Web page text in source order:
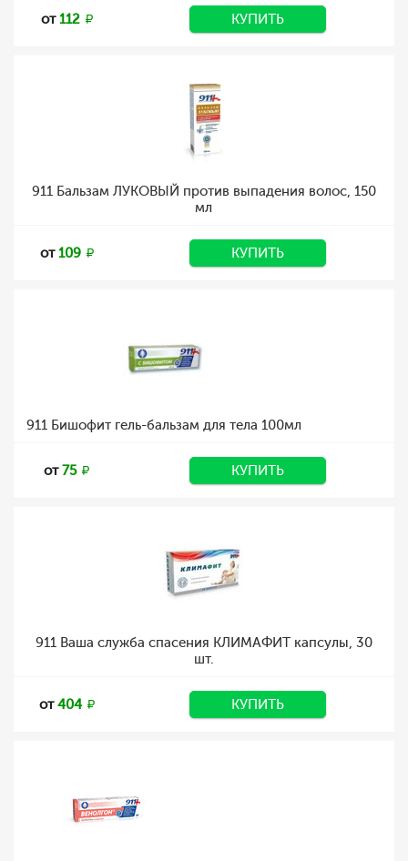
от112 КУПИТЬ
911 Бальзам ЛУКОВЫЙ против выпадения волос, 150
мл
от109 КУПИТЬ
911 Бишофит гель-бальзам для тела 100мл
от75 КУПИТЬ
911 Ваша служба спасения КЛИМАФИТ капсулы, 30
шт.
от404 КУПИТЬ